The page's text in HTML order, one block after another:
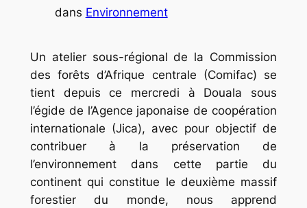
dans Environnement
Un atelier sous-régional de la Commission
des forêts d’Afrique centrale (Comifac) se
tient depuis ce mercredi à Douala sous
l’égide de l’Agence japonaise de coopération
internationale (Jica), avec pour objectif de
contribuer à la préservation de
l’environnement dans cette partie du
continent qui constitue le deuxième massif
forestier du monde, nous apprend